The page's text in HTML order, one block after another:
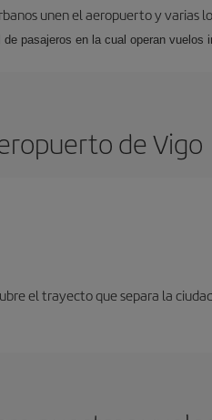
unen el aeropuerto y varias
pasajeros en la cual operan vuelos
de Vigo
el trayecto que separa la